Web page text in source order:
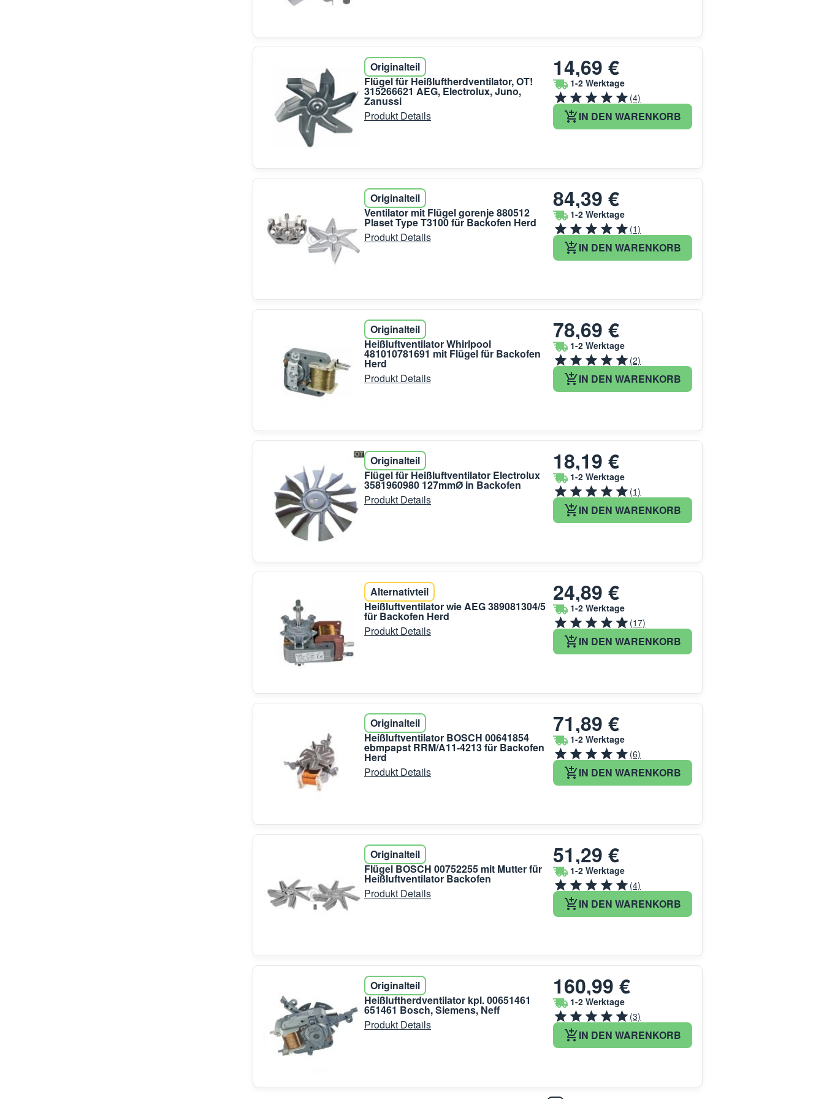
Originalteil
Flügel für Heißluftherdventilator, OT!
315266621 AEG, Electrolux, Juno,
Zanussi
Produkt Details
14,69 €
1-2 Werktage
(4)
IN DEN WARENKORB
Originalteil
Ventilator mit Flügel gorenje 880512
Plaset Type T3100 für Backofen Herd
Produkt Details
84,39 €
1-2 Werktage
(1)
IN DEN WARENKORB
Originalteil
Heißluftventilator Whirlpool
481010781691 mit Flügel für Backofen
Herd
Produkt Details
78,69 €
1-2 Werktage
(2)
IN DEN WARENKORB
Originalteil
Flügel für Heißluftventilator Electrolux
3581960980 127mmØ in Backofen
Produkt Details
18,19 €
1-2 Werktage
(1)
IN DEN WARENKORB
Alternativteil
Heißluftventilator wie AEG 389081304/5
für Backofen Herd
Produkt Details
24,89 €
1-2 Werktage
(17)
IN DEN WARENKORB
Originalteil
Heißluftventilator BOSCH 00641854
ebmpapst RRM/A11-4213 für Backofen
Herd
Produkt Details
71,89 €
1-2 Werktage
(6)
IN DEN WARENKORB
Originalteil
Flügel BOSCH 00752255 mit Mutter für
Heißluftventilator Backofen
Produkt Details
51,29 €
1-2 Werktage
(4)
IN DEN WARENKORB
Originalteil
Heißluftherdventilator kpl. 00651461
651461 Bosch, Siemens, Neff
Produkt Details
160,99 €
1-2 Werktage
(3)
IN DEN WARENKORB